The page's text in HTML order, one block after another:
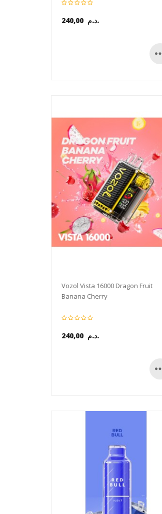
240,00 د.م.
Vozol Vista 16000 Dragon Fruit
Banana Cherry
240,00 د.م.